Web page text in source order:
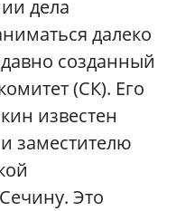
дела
далеко
созданный
(СК). Его
известен
заместителю
Это